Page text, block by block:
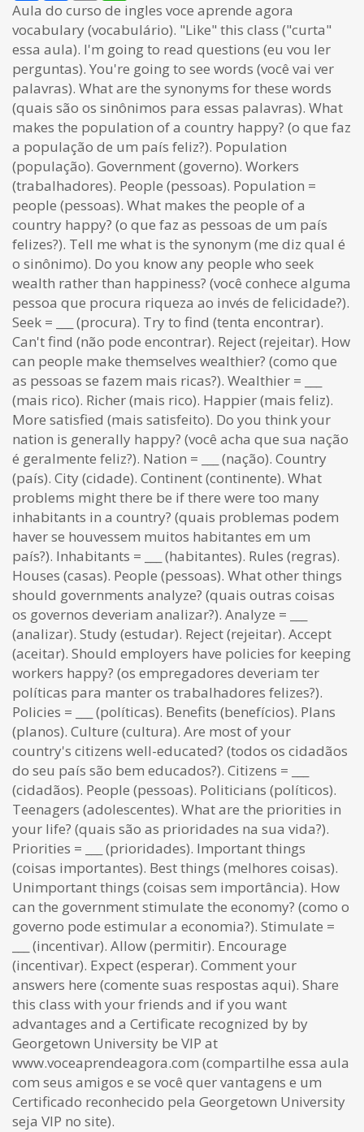
Aula do curso de ingles voce aprende agora
vocabulary (vocabulário). "Like" this class ("curta"
essa aula). I'm going to read questions (eu vou ler
perguntas). You're going to see words (você vai ver
palavras). What are the synonyms for these words
(quais são os sinônimos para essas palavras). What
makes the population of a country happy? (o que faz
a população de um país feliz?). Population
(população). Government (governo). Workers
(trabalhadores). People (pessoas). Population =
people (pessoas). What makes the people of a
country happy? (o que faz as pessoas de um país
felizes?). Tell me what is the synonym (me diz qual é
o sinônimo). Do you know any people who seek
wealth rather than happiness? (você conhece alguma
pessoa que procura riqueza ao invés de felicidade?).
Seek = ___ (procura). Try to find (tenta encontrar).
Can't find (não pode encontrar). Reject (rejeitar). How
can people make themselves wealthier? (como que
as pessoas se fazem mais ricas?). Wealthier = ___
(mais rico). Richer (mais rico). Happier (mais feliz).
More satisfied (mais satisfeito). Do you think your
nation is generally happy? (você acha que sua nação
é geralmente feliz?). Nation = ___ (nação). Country
(país). City (cidade). Continent (continente). What
problems might there be if there were too many
inhabitants in a country? (quais problemas podem
haver se houvessem muitos habitantes em um
país?). Inhabitants = ___ (habitantes). Rules (regras).
Houses (casas). People (pessoas). What other things
should governments analyze? (quais outras coisas
os governos deveriam analizar?). Analyze = ___
(analizar). Study (estudar). Reject (rejeitar). Accept
(aceitar). Should employers have policies for keeping
workers happy? (os empregadores deveriam ter
políticas para manter os trabalhadores felizes?).
Policies = ___ (políticas). Benefits (benefícios). Plans
(planos). Culture (cultura). Are most of your
country's citizens well-educated? (todos os cidadãos
do seu país são bem educados?). Citizens = ___
(cidadãos). People (pessoas). Politicians (políticos).
Teenagers (adolescentes). What are the priorities in
your life? (quais são as prioridades na sua vida?).
Priorities = ___ (prioridades). Important things
(coisas importantes). Best things (melhores coisas).
Unimportant things (coisas sem importância). How
can the government stimulate the economy? (como o
governo pode estimular a economia?). Stimulate =
___ (incentivar). Allow (permitir). Encourage
(incentivar). Expect (esperar). Comment your
answers here (comente suas respostas aqui). Share
this class with your friends and if you want
advantages and a Certificate recognized by by
Georgetown University be VIP at
www.voceaprendeagora.com (compartilhe essa aula
com seus amigos e se você quer vantagens e um
Certificado reconhecido pela Georgetown University
seja VIP no site).